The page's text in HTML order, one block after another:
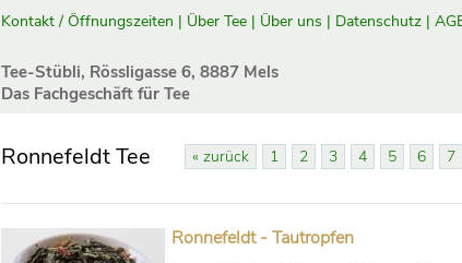
Kontakt / Öffnungszeiten | Über Tee | Über uns | Datenschutz |
Tee-Stübli, Rössligasse 6, 8887 Mels
Das Fachgeschäft für Tee
Ronnefeldt Tee « zurück 1 2 3 4 5 6 7
Ronnefeldt - Tautropfen